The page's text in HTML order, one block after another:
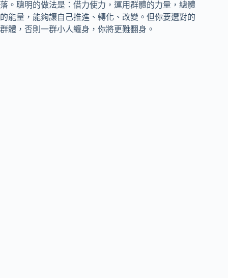
落。聰明的做法是：借力使力，運用群體的力量，總體
的能量，能夠讓自己推進、轉化、改變。但你要選對的
群體，否則一群小人纏身，你將更難翻身。